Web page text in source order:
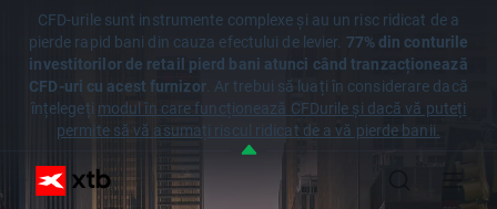
CFD-urile sunt instrumente complexe și au un risc ridicat de a
pierde rapid bani din cauza efectului de levier. 77% din conturile
investitorilor de retail pierd bani atunci când tranzacționează
CFD-uri cu acest furnizor. Ar trebui să luați în considerare dacă
înțelegeți modul în care funcționează CFDurile și dacă vă puteți
permite să vă asumați riscul ridicat de a vă pierde banii.